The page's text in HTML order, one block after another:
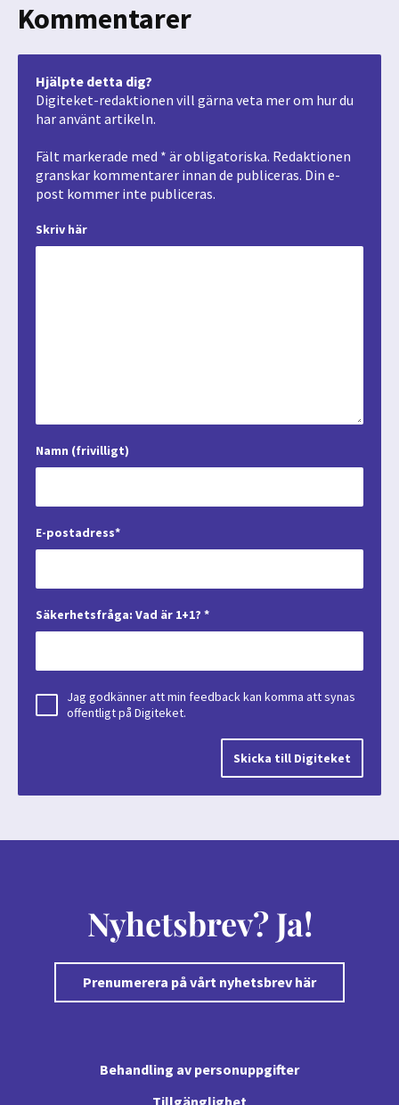
Kommentarer
Hjälpte detta dig?
Digiteket-redaktionen vill gärna veta mer om hur du
har använt artikeln.
Fält markerade med * är obligatoriska. Redaktionen
granskar kommentarer innan de publiceras. Din e-
post kommer inte publiceras.
Skriv här
Namn (frivilligt)
E-postadress*
Säkerhetsfråga: Vad är 1+1? *
Jag godkänner att min feedback kan komma att synas
offentligt på Digiteket.
Behandling av personuppgifter
Nyhetsbrev? Ja!
Prenumerera på vårt nyhetsbrev här